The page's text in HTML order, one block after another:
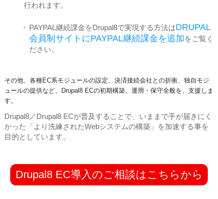
行われます。
PAYPAL継続課金をDrupal8で実現する方法はDRUPAL
会員制サイトにPAYPAL継続課金を追加をご覧く
ださい。
その他、各種EC系モジュールの設定、決済接続会社との折衝、独自モジ
ュールの提供など、Drupal8 ECの初期構築、運用・保守全般を、支援しま
す。
Drupal8／Drupal8 ECが普及することで、いままで手が届きにく
かった「より洗練されたWebシステムの構築」を加速する事を
目的としています。
Drupal8 EC導入のご相談はこちらから